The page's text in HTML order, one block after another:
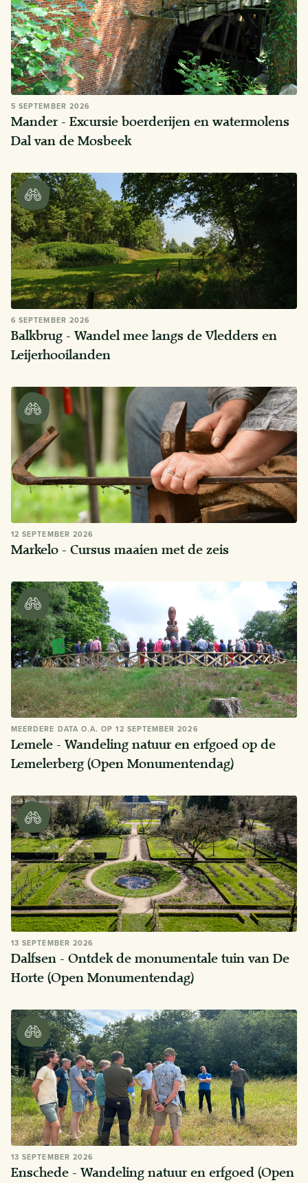
5 SEPTEMBER 2026
Mander - Excursie boerderijen en watermolens
Dal van de Mosbeek
6 SEPTEMBER 2026
Balkbrug - Wandel mee langs de Vledders en
Leijerhooilanden
12 SEPTEMBER 2026
Markelo - Cursus maaien met de zeis
MEERDERE DATA O.A. OP 12 SEPTEMBER 2026
Lemele - Wandeling natuur en erfgoed op de
Lemelerberg (Open Monumentendag)
13 SEPTEMBER 2026
Dalfsen - Ontdek de monumentale tuin van De
Horte (Open Monumentendag)
13 SEPTEMBER 2026
Enschede - Wandeling natuur en erfgoed (Open